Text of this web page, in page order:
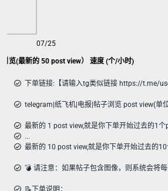
览(最新的 50 post view） 速度 (个/小时)
07/25
下单链接:【请输入tg类似链接 https://t.me/
telegram|纸飞机|电报|帖子浏览 post view(单
最新的 1 post view,就是你下单开始过去的1
...
最新的 10 post view,就是你下单开始过去的
💣︎ 请注意：如果帖子包含图像，则系统会将
📝下单说明：